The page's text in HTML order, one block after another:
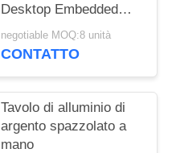
Desktop Embedded
Electric Flip Socket
con 2 prese di corrente
negotiable MOQ:8 unità
CONTATTO
Tavolo di alluminio di
argento spazzolato a
mano